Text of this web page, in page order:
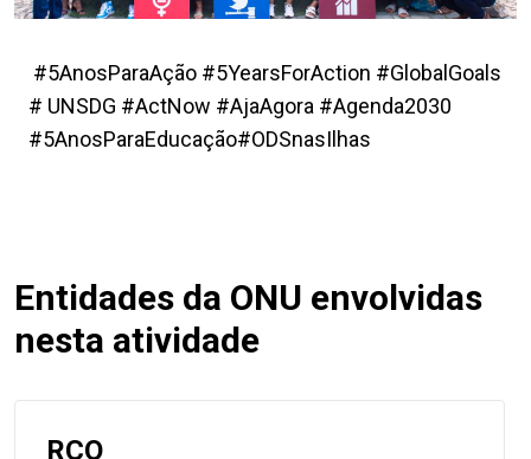
#5AnosParaAção #5YearsForAction #GlobalGoals
# UNSDG #ActNow #AjaAgora #Agenda2030
#5AnosParaEducação#ODSnasIlhas
Entidades da ONU envolvidas
nesta atividade
RCO